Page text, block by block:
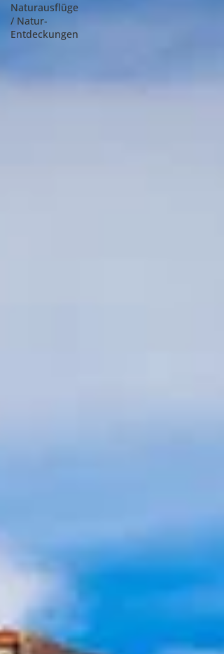
Naturausflüge
/ Natur-
Entdeckungen